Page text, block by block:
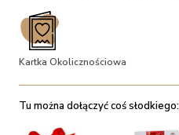
Kartka Okolicznościowa
Tu można dołączyć coś słodkiego: